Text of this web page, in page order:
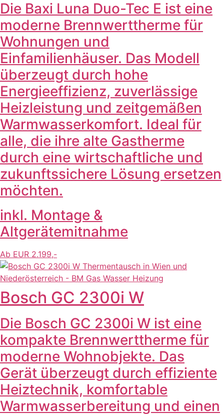
Die Baxi Luna Duo-Tec E ist eine
moderne Brennwerttherme für
Wohnungen und
Einfamilienhäuser. Das Modell
überzeugt durch hohe
Energieeffizienz, zuverlässige
Heizleistung und zeitgemäßen
Warmwasserkomfort. Ideal für
alle, die ihre alte Gastherme
durch eine wirtschaftliche und
zukunftssichere Lösung ersetzen
möchten.
inkl. Montage &
Altgerätemitnahme
Ab EUR 2.199,-
Bosch GC 2300i W
Die Bosch GC 2300i W ist eine
kompakte Brennwerttherme für
moderne Wohnobjekte. Das
Gerät überzeugt durch effiziente
Heiztechnik, komfortable
Warmwasserbereitung und einen